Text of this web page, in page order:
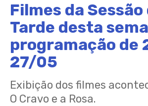
Filmes da Sessão
Tarde desta
programação de
27/05
Exibição dos filmes
O Cravo e a Rosa.